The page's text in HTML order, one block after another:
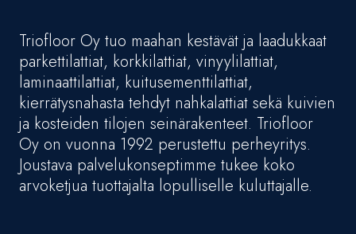
Triofloor Oy tuo maahan kestävät ja laadukkaat
parkettilattiat, korkkilattiat, vinyylilattiat,
laminaattilattiat, kuitusementtilattiat,
kierrätysnahasta tehdyt nahkalattiat sekä kuivien
ja kosteiden tilojen seinärakenteet. Triofloor
Oy on vuonna 1992 perustettu perheyritys.
Joustava palvelukonseptimme tukee koko
arvoketjua tuottajalta lopulliselle kuluttajalle.